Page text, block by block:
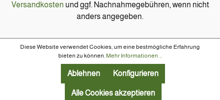
Versandkosten und ggf. Nachnahmegebühren, wenn nicht
anders angegeben.
Diese Website verwendet Cookies, um eine bestmögliche Erfahrung
bieten zu können.Mehr Informationen ...
Ablehnen Konfigurieren
Alle Cookies akzeptieren